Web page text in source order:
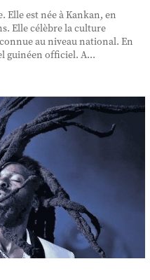
Elle est née à Kankan, en
Elle célèbre la culture
au niveau national. En
guinéen officiel. A...